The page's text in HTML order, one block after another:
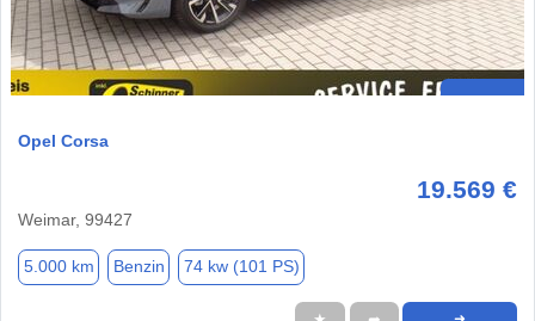
Opel Corsa
19.569 €
Weimar, 99427
5.000 km Benzin 74 kw (101 PS)